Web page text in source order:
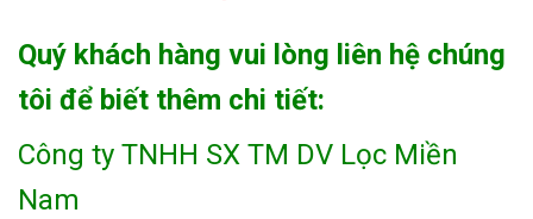
Quý khách hàng vui lòng liên hệ chúng
tôi để biết thêm chi tiết:
Công ty TNHH SX TM DV Lọc Miền
Nam